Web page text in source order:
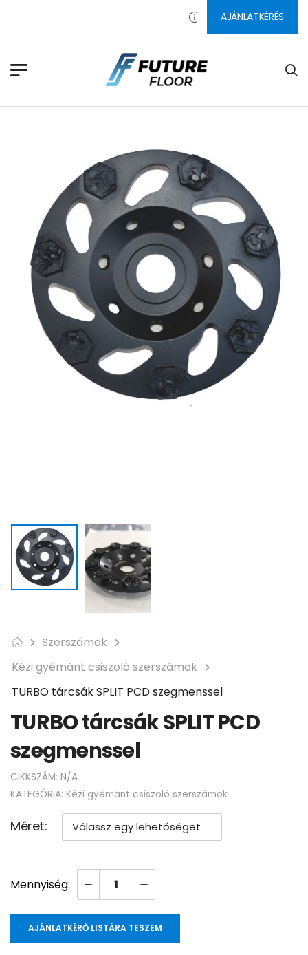
PADLÓAJÁNLATKÉRÉS
Szerszámok
Kézi gyémánt csiszoló szerszámok
TURBO tárcsák SPLIT PCD szegmenssel
TURBO tárcsák SPLIT PCD
szegmenssel
CIKKSZÁM: N/A
KATEGÓRIA: Kézi gyémánt csiszoló szerszámok
Méret
AJÁNLATKÉRŐ LISTÁRA TESZEM